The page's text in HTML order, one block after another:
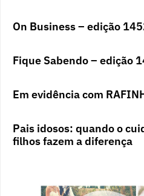
On Business – edição
Fique Sabendo – edição
Em evidência com
Pais idosos: quando o
filhos fazem a diferença